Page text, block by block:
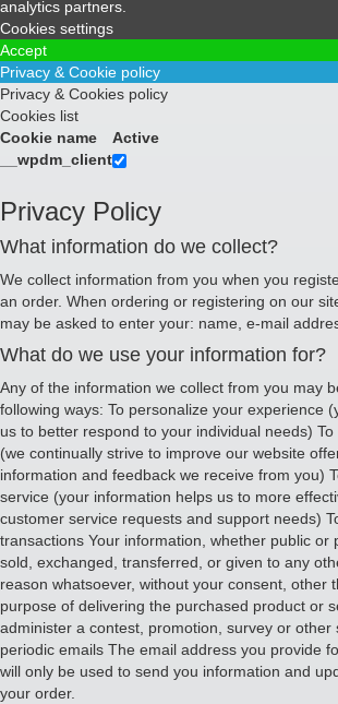
analytics partners.
Cookies settings
Accept
Privacy & Cookie policy
Privacy & Cookies policy
Cookies list
Cookie name
Active
__wpdm_client
Privacy Policy
What information do we collect?
We collect information from you when you
an order. When ordering or registering on our
may be asked to enter your: name, e-mail
What do we use your information for?
Any of the information we collect from you may
following ways: To personalize your experience
us to better respond to your individual needs)
(we continually strive to improve our website
information and feedback we receive from you)
service (your information helps us to more
customer service requests and support needs)
transactions Your information, whether public or
sold, exchanged, transferred, or given to any
reason whatsoever, without your consent, other
purpose of delivering the purchased product or
administer a contest, promotion, survey or other
periodic emails The email address you provide
will only be used to send you information and
your order.